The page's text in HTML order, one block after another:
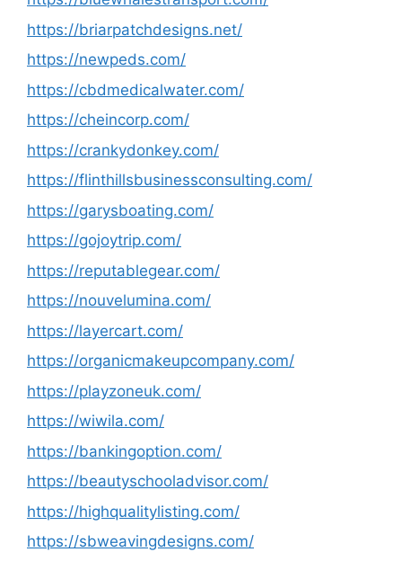
https://briarpatchdesigns.net/
https://newpeds.com/
https://cbdmedicalwater.com/
https://cheincorp.com/
https://crankydonkey.com/
https://flinthillsbusinessconsulting.com/
https://garysboating.com/
https://gojoytrip.com/
https://reputablegear.com/
https://nouvelumina.com/
https://layercart.com/
https://organicmakeupcompany.com/
https://playzoneuk.com/
https://wiwila.com/
https://bankingoption.com/
https://beautyschooladvisor.com/
https://highqualitylisting.com/
https://sbweavingdesigns.com/